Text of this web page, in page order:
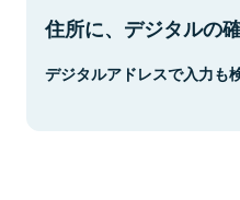
住所に、デジタルの
デジタルアドレスで入力も